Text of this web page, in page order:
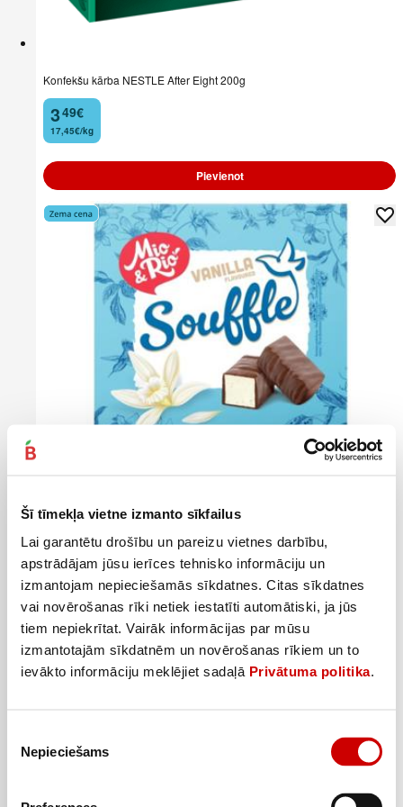
Šī tīmekļa vietne izmanto sīkfailus
Lai garantētu drošību un pareizu vietnes darbību,
apstrādājam jūsu ierīces tehnisko informāciju un
izmantojam nepieciešamās sīkdatnes. Citas sīkdatnes
vai novērošanas rīki netiek iestatīti automātiski, ja jūs
tiem nepiekrītat. Vairāk informācijas par mūsu
izmantotajām sīkdatnēm un novērošanas rīkiem un to
ievākto informāciju meklējiet sadaļā Privātuma politika.
izvēle
Nepieciešams
Konfekšu kārba NESTLE After Eight 200g
3
. 49€
17,45€/kg
Pievienot
2
. 49€
6,55€/kg
Pievienot